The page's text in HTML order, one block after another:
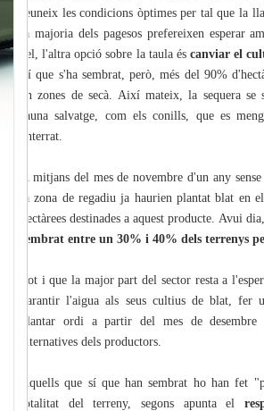
reuneix les condicions òptimes per tal que la
la majoria dels pagesos prefereixen esperar
cel, l'altra opció sobre la taula éscanviar el
Sí que s'ha sembrat, però, més del 90%
en zones de secà. Així mateix, la sequera
fauna salvatge, com els conills, que es
enterrat.
A mitjans del mes de novembre d'un any sense
la zona de regadiu ja haurien plantat blat en
hectàrees destinades a aquest producte. Avui
sembrat entre un 30% i 40% dels terrenys
Tot i que la major part del sector resta a
garantir l'aigua als seus cultius de blat, fer
plantar ordi a partir del mes de
alternatives dels productors.
Aquells que sí que han sembrat ho han fet
totalitat del terreny, segons apunta el